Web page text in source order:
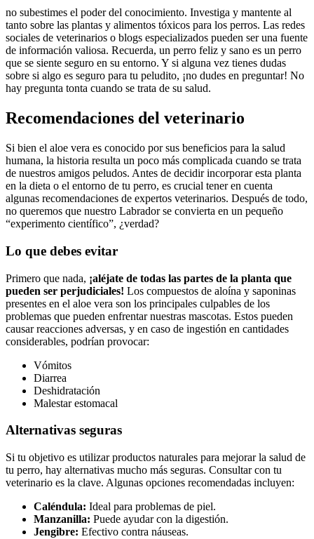
no subestimes el poder del conocimiento. Investiga y mantente al
tanto sobre las plantas y alimentos tóxicos para los perros. Las redes
sociales de veterinarios o blogs especializados pueden ser una fuente
de información valiosa. Recuerda, un perro feliz y sano es un perro
que se siente seguro en su entorno. Y si alguna vez tienes dudas
sobre si algo es seguro para tu peludito, ¡no dudes en preguntar! No
hay pregunta tonta cuando se trata de su salud.
Recomendaciones del veterinario
Si bien el aloe vera es conocido por sus beneficios para la salud
humana, la historia resulta un poco más complicada cuando se trata
de nuestros amigos peludos. Antes de decidir incorporar esta planta
en la dieta o el entorno de tu perro, es crucial tener en cuenta
algunas recomendaciones de expertos veterinarios. Después de todo,
no queremos que nuestro Labrador se convierta en un pequeño
“experimento científico”, ¿verdad?
Lo que debes evitar
Primero que nada, ¡aléjate de todas las partes de la planta que
pueden ser perjudiciales! Los compuestos de aloína y saponinas
presentes en el aloe vera son los principales culpables de los
problemas que pueden enfrentar nuestras mascotas. Estos pueden
causar reacciones adversas, y en caso de ingestión en cantidades
considerables, podrían provocar:
Vómitos
Diarrea
Deshidratación
Malestar estomacal
Alternativas seguras
Si tu objetivo es utilizar productos naturales para mejorar la salud de
tu perro, hay alternativas mucho más seguras. Consultar con tu
veterinario es la clave. Algunas opciones recomendadas incluyen:
Caléndula: Ideal para problemas de piel.
Manzanilla: Puede ayudar con la digestión.
Jengibre: Efectivo contra náuseas.